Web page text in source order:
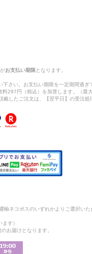
がお支払い期限 となります。
さい。お支払い期限を一定期間過ぎ
料297円（税込）を加算します。（最
したご注文は、【翌平日】の受注処
輸ネコポスのいずれかよりご選択いた
す）
お届けとなります。